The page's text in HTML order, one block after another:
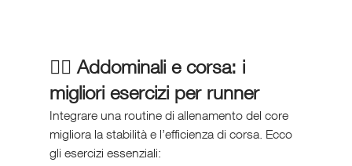
🏋️‍♂️ Addominali e corsa: i
migliori esercizi per runner
Integrare una routine di allenamento del core
migliora la stabilità e l’efficienza di corsa. Ecco
gli esercizi essenziali: